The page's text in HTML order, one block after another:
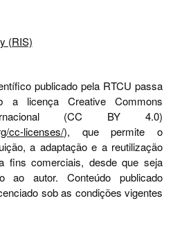
(RIS)
publicado pela RTCU passa
a licença Creative Commons
(CC BY 4.0)
cc-licenses/), que permite o
a adaptação e a reutilização
fins comerciais, desde que seja
ao autor. Conteúdo publicado
sob as condições vigentes